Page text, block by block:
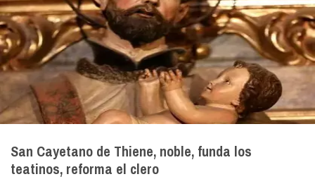
San Cayetano de Thiene, noble, funda los
teatinos, reforma el clero